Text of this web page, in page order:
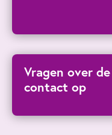
Vragen over
contact op